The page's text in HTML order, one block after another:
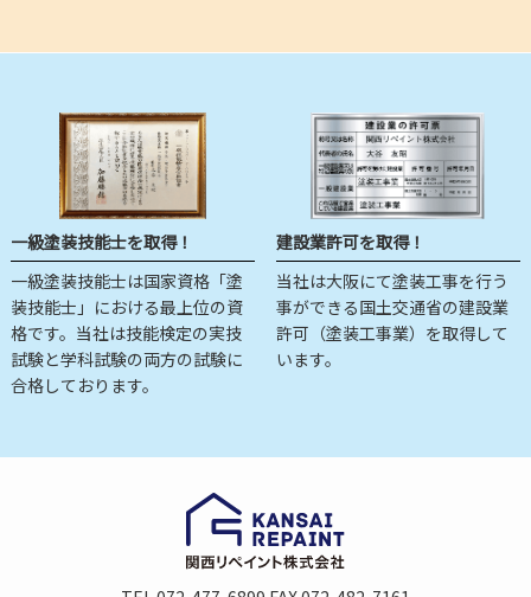
一級塗装技能士を取得！
一級塗装技能士は国家資格「塗
装技能士」における最上位の資
格です。当社は技能検定の実技
試験と学科試験の両方の試験に
合格しております。
建設業許可を取得！
当社は大阪にて塗装工事を行う
事ができる国土交通省の建設業
許可（塗装工事業）を取得して
います。